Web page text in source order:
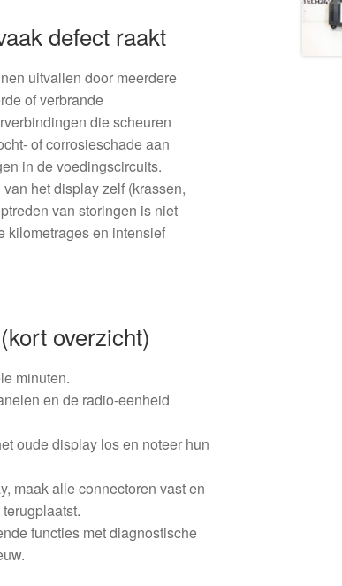
defect raakt
uitvallen door meerdere
of verbrande
die scheuren
of corrosieschade aan
in de voedingscircuits.
het display zelf (krassen,
van storingen is niet
kilometrages en intensief
overzicht)
minuten.
en de radio-eenheid
oude display los en noteer hun
maak alle connectoren vast en
functies met diagnostische